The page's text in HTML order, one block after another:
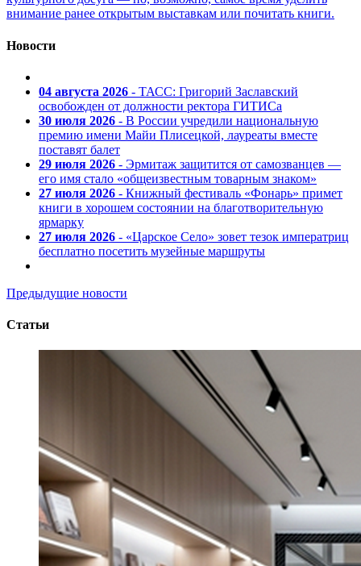
внимание ранее открытым выставкам или почитать книги.
Новости
04 августа 2026 - ТАСС: Григорий Заславский
освобожден от должности ректора ГИТИСа
30 июля 2026 - В России учредили национальную
премию имени Майи Плисецкой, лауреаты вместе
поставят балет
29 июля 2026 - Эрмитаж защитится от самозванцев —
его имя стало «общеизвестным товарным знаком»
27 июля 2026 - Книжный фестиваль «Фонарь» примет
книги в хорошем состоянии на благотворительную
ярмарку
27 июля 2026 - «Царское Село» зовет тезок императриц
бесплатно посетить музейные маршруты
Предыдущие новости
Статьи